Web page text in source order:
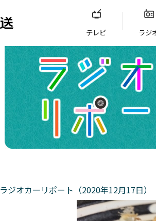
テレビ ラジ
ラジオカーリポート（2020年12月17日）